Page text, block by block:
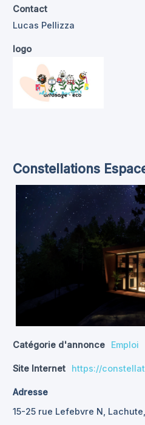
Contact
Lucas Pellizza
logo
Constellations
Catégorie d'annonce Emploi
Site Internet https://
Adresse
15-25 rue Lefebvre N,